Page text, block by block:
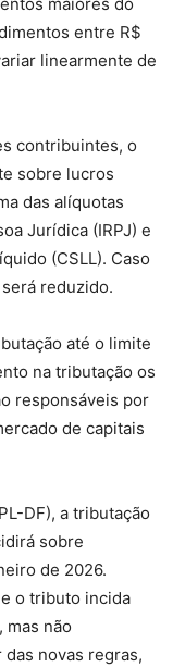
entre R$
linearmente de
contribuintes, o
sobre lucros
das alíquotas
Jurídica (IRPJ) e
(CSLL). Caso
reduzido.
até o limite
na tributação os
responsáveis por
de capitais
DF), a tributação
sobre
de 2026.
o tributo incida
mas não
novas regras,